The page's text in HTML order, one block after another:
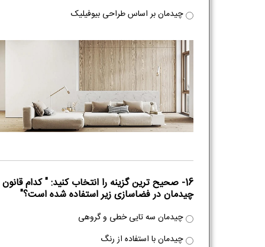
چیدمان بر اساس طراحی بیوفیلیک
16- صحیح ترین گزینه را انتخاب کنید‌: " کدام قانون
چیدمان در فضاسازی زیر استفاده شده است؟"
چیدمان سه تایی خطی و گروهی
چیدمان با استفاده از رنگ